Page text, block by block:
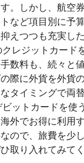
。しかし、航空
など項目別に予
えつつも充実し
クレジットカード
数料も、続々と
際に外貨を外貨
タイミングで両
ットカードを使
外でお得に利用
ので、旅費を少
取り入れてみてく